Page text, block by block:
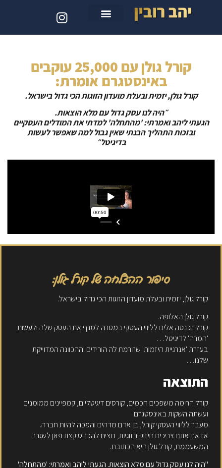
קורל גולן עם 25,000 עוקבים
באינסטגרם אומרת:
קורל גולן, יזמית ובעלת מועדון הזוגות הכי גדול בישראל.
״היה לנו עסק גדול עם מלא הוצאות.
הגעתי ליהב ואמרתי: 'מהתחלה' למדתי את המודלים העסקיים
ובזכות התהליך הבנתי שאין גבול למה שאפשר לעשות
בדיגיטל״
סיפור ההצלחה של קורל גולן:
קורל גולן, יזמית ובעלת מועדון הזוגות הכי גדול בישראל.
קורל גולן האלופה.
קורל נכנסה אלינו לליווי העסקי במטרה למנף את העסק שלה ולעשות
'המרה' לדיגיטל…
בעזרת 'אנרגיית היזמות' שזורמת לה הורידים וההכוונה המדוייקת
שלנו…
התוצאה
קורל הרימה משפכים חכמים, קורסים דיגיטליים, קמפיינים ממומנים
ועשתה השקות באינסטגרם.
מעבר לליווי העסקי קורל, בן אדם מדהים והפכה להיות חברה.
אז אם אתם צריכים חיזוק בזוגיות, רוצים להכניס קצת פאן לשגרה
המשעממת, קורל גולן היא הכתובת.
"היה לנו עסק גדול עם מלא הוצאות. הגעתי ליהב ואמרתי: 'מהתחלה'